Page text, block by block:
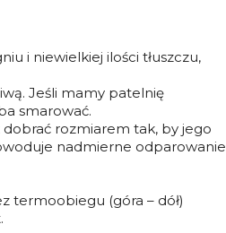
i niewielkiej ilości tłuszczu,
Jeśli mamy patelnię
smarować.
rozmiarem tak, by jego
nadmierne odparowanie
termoobiegu (góra – dół)